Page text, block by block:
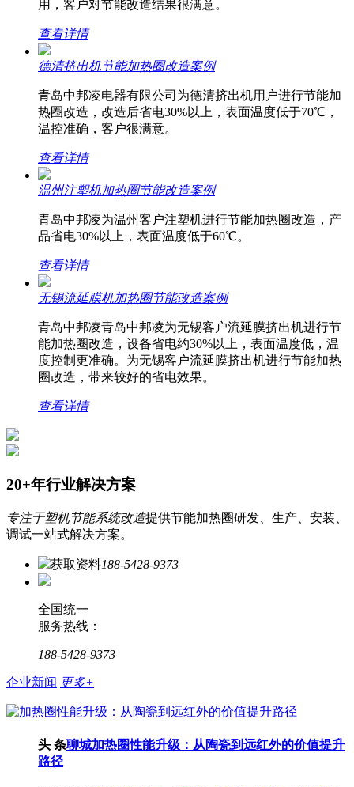
用，客户对节能改造结果很满意。
查看详情
德清挤出机节能加热圈改造案例
青岛中邦凌电器有限公司为德清挤出机用户进行节能加
热圈改造，改造后省电30%以上，表面温度低于70℃，
温控准确，客户很满意。
查看详情
温州注塑机加热圈节能改造案例
青岛中邦凌为温州客户注塑机进行节能加热圈改造，产
品省电30%以上，表面温度低于60℃。
查看详情
无锡流延膜机加热圈节能改造案例
青岛中邦凌青岛中邦凌为无锡客户流延膜挤出机进行节
能加热圈改造，设备省电约30%以上，表面温度低，温
度控制更准确。为无锡客户流延膜挤出机进行节能加热
圈改造，带来较好的省电效果。
查看详情
20+年行业解决方案
专注于塑机节能系统改造提供节能加热圈研发、生产、安装、
调试一站式解决方案。
获取资料188-5428-9373
全国统一
服务热线：
188-5428-9373
企业新闻 更多+
头 条聊城加热圈性能升级：从陶瓷到远红外的价值提升
路径